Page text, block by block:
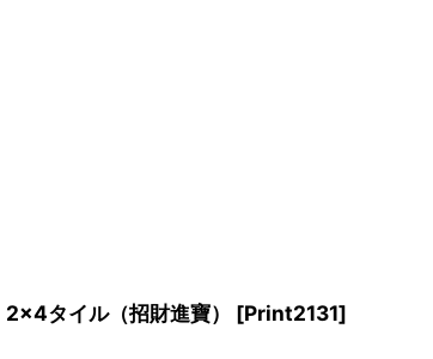
2x4タイル（招財進寶） [Print2131]